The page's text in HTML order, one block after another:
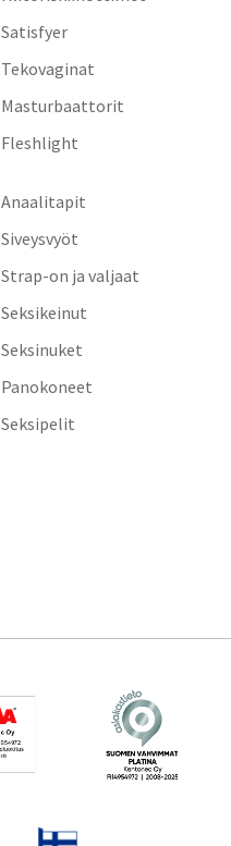
Satisfyer
Tekovaginat
Masturbaattorit
Fleshlight
Anaalitapit
Siveysvyöt
Strap-on ja valjaat
Seksikeinut
Seksinuket
Panokoneet
Seksipelit